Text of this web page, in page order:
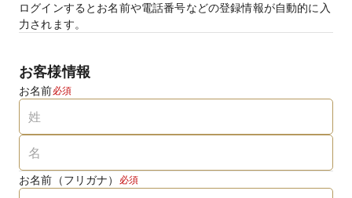
ログインするとお名前や電話番号などの登録情報が自動的に入
力されます。
お客様情報
お名前必須
お名前（フリガナ） 必須